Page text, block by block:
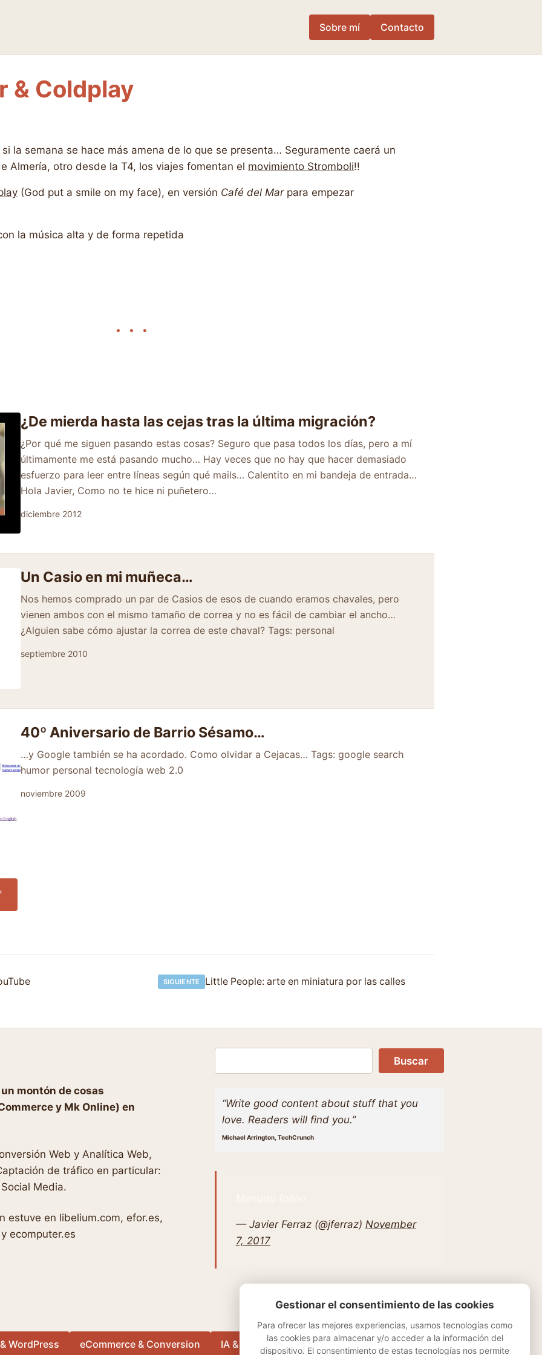
Sobre mí Contacto
& Coldplay
la semana se hace más amena de lo que se presenta… Seguramente caerá un
Almería, otro desde la T4, los viajes fomentan el movimiento Stromboli!!
(God put a smile on my face), en versión Café del Mar para empezar
la música alta y de forma repetida
¿De mierda hasta las cejas tras la última migración?
¿Por qué me siguen pasando estas cosas? Seguro que pasa todos los días, pero a mí
últimamente me está pasando mucho… Hay veces que no hay que hacer demasiado
esfuerzo para leer entre líneas según qué mails… Calentito en mi bandeja de entrada…
Hola Javier, Como no te hice ni puñetero…
diciembre 2012
Un Casio en mi muñeca…
Nos hemos comprado un par de Casios de esos de cuando eramos chavales, pero
vienen ambos con el mismo tamaño de correa y no es fácil de cambiar el ancho…
¿Alguien sabe cómo ajustar la correa de este chaval? Tags: personal
septiembre 2010
40º Aniversario de Barrio Sésamo…
…y Google también se ha acordado. Como olvidar a Cejacas… Tags: google search
humor personal tecnología web 2.0
noviembre 2009
SIGUIENTE Little People: arte en miniatura por las calles
montón de cosas
y Mk Online) en
Web y Analítica Web,
de tráfico en particular:
Media.
estuve en libelium.com, efor.es,
ecomputer.es
Buscar
“Write good content about stuff that you
love. Readers will find you.”
Michael Arrington, TechCrunch
— Javier Ferraz (@jferraz) November
7, 2017
WordPress eCommerce & Conversion IA & Automation Música Otros
Gestionar el consentimiento de las cookies
Para ofrecer las mejores experiencias, usamos tecnologías como
las cookies para almacenar y/o acceder a la información del
dispositivo. El consentimiento de estas tecnologías nos permite